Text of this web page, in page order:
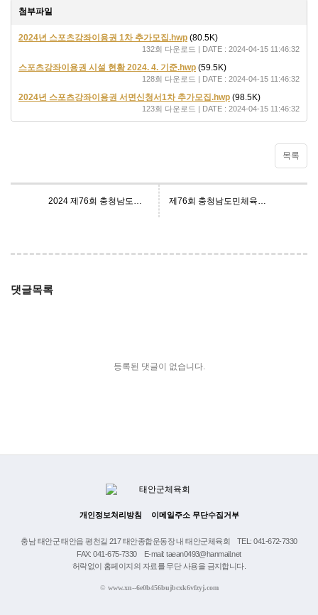
첨부파일
2024년 스포츠강좌이용권 1차 추가모집.hwp (80.5K)
132회 다운로드 | DATE : 2024-04-15 11:46:32
스포츠강좌이용권 시설 현황 2024. 4. 기준.hwp (59.5K)
128회 다운로드 | DATE : 2024-04-15 11:46:32
2024년 스포츠강좌이용권 서면신청서1차 추가모집.hwp (98.5K)
123회 다운로드 | DATE : 2024-04-15 11:46:32
목록
2024 제76회 충청남도민체육대회 대진표 알림 제76회 충청남도민체육대회 태안군체육회 선수 단체복 구매
댓글목록
등록된 댓글이 없습니다.
개인정보처리방침 이메일주소 무단수집거부
충남 태안군 태안읍 평천길 217 태안종합운동장 내 태안군체육회
TEL: 041-672-7330
FAX: 041-675-7330
E-mail: taean0493@hanmail.net
허락없이 홈페이지의 자료를 무단 사용을 금지합니다.
© www.xn--6e0b456bujbcxk6vfzyj.com